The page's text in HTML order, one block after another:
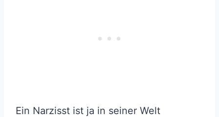
Ein Narzisst ist ja in seiner Welt